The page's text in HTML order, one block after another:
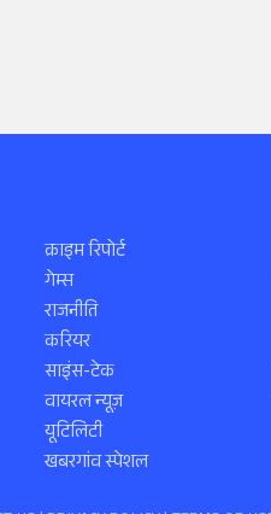
क्राइम रिपोर्ट
गेम्स
राजनीति
करियर
साइंस-टेक
वायरल न्यूज़
यूटिलिटी
खबरगांव स्पेशल